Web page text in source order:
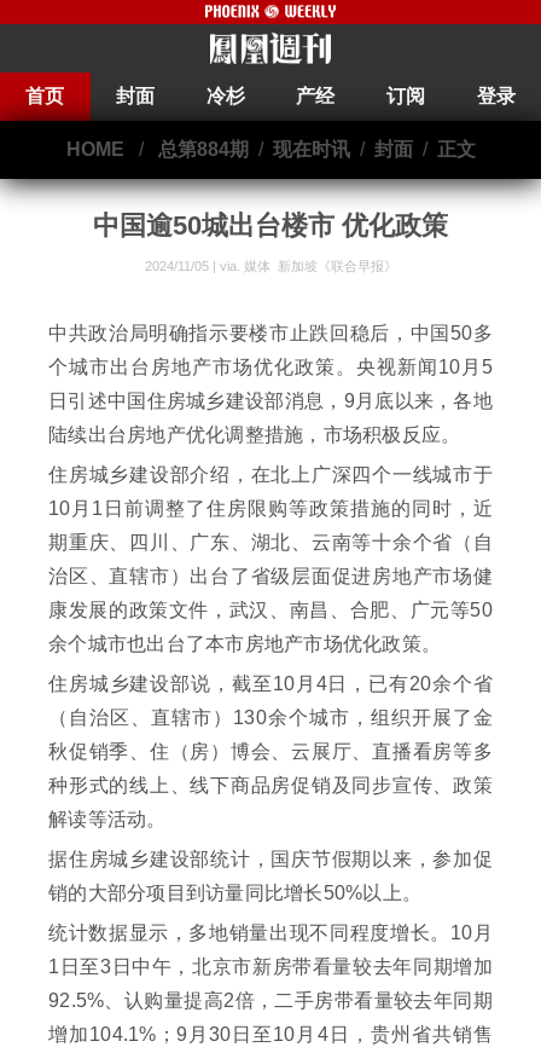
首页 封面 冷杉 产经 订阅 登录
HOME / 总第884期 / 现在时讯/ 封面/ 正文
中国逾50城出台楼市 优化政策
2024/11/05 | via. 媒体 新加坡《联合早报》
中共政治局明确指示要楼市止跌回稳后，中国50多
个城市出台房地产市场优化政策。央视新闻10月5
日引述中国住房城乡建设部消息，9月底以来，各地
陆续出台房地产优化调整措施，市场积极反应。
住房城乡建设部介绍，在北上广深四个一线城市于
10月1日前调整了住房限购等政策措施的同时，近
期重庆、四川、广东、湖北、云南等十余个省（自
治区、直辖市）出台了省级层面促进房地产市场健
康发展的政策文件，武汉、南昌、合肥、广元等50
余个城市也出台了本市房地产市场优化政策。
住房城乡建设部说，截至10月4日，已有20余个省
（自治区、直辖市）130余个城市，组织开展了金
秋促销季、住（房）博会、云展厅、直播看房等多
种形式的线上、线下商品房促销及同步宣传、政策
解读等活动。
据住房城乡建设部统计，国庆节假期以来，参加促
销的大部分项目到访量同比增长50%以上。
统计数据显示，多地销量出现不同程度增长。10月
1日至3日中午，北京市新房带看量较去年同期增加
92.5%、认购量提高2倍，二手房带看量较去年同期
增加104.1%；9月30日至10月4日，贵州省共销售